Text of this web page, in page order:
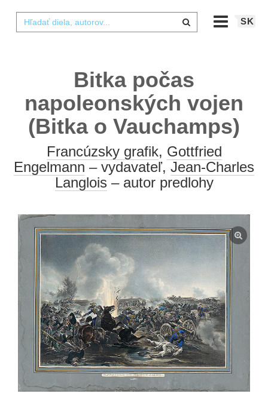
SK
Bitka počas
napoleonských vojen
(Bitka o Vauchamps)
Francúzsky grafik, Gottfried
Engelmann – vydavateľ, Jean-Charles
Langlois – autor predlohy